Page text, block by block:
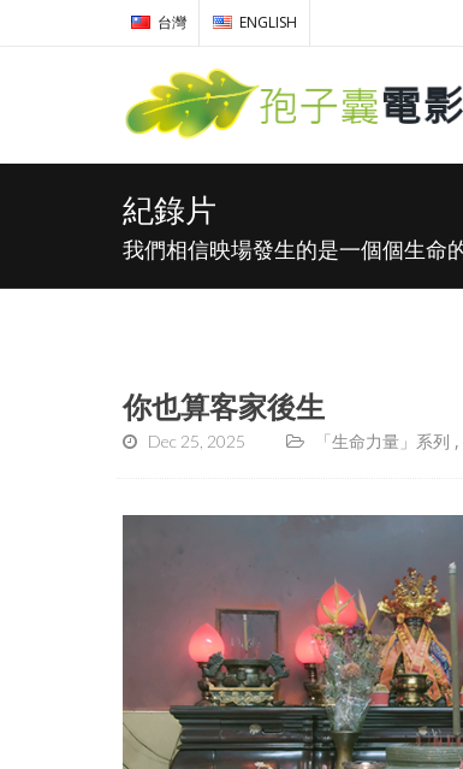
台灣 ENGLISH
紀錄片
我們相信映場發生的是一個個生命
你也算客家後生
Dec 25, 2025 「生命力量」系列